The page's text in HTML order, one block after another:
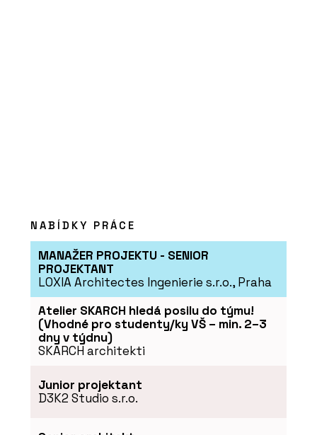
SLUŽBY
Moderní dřevostavba -
VESPER HOMES
NABÍDKY PRÁCE
MANAŽER PROJEKTU - SENIOR
PROJEKTANT
LOXIA Architectes Ingenierie s.r.o., Praha
Atelier SKARCH hledá posilu do týmu!
(Vhodné pro studenty/ky VŠ – min. 2–3
dny v týdnu)
SKARCH architekti
Junior projektant
D3K2 Studio s.r.o.